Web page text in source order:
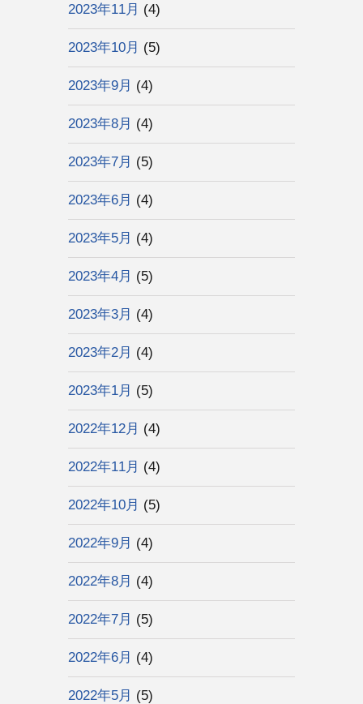
2023年11月 (4)
2023年10月 (5)
2023年9月 (4)
2023年8月 (4)
2023年7月 (5)
2023年6月 (4)
2023年5月 (4)
2023年4月 (5)
2023年3月 (4)
2023年2月 (4)
2023年1月 (5)
2022年12月 (4)
2022年11月 (4)
2022年10月 (5)
2022年9月 (4)
2022年8月 (4)
2022年7月 (5)
2022年6月 (4)
2022年5月 (5)